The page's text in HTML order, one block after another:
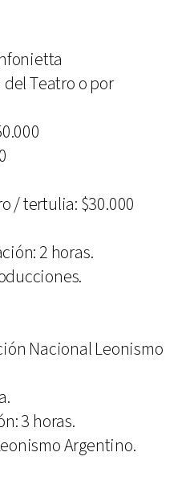
Teatro o por
/ tertulia: $30.000
2 horas.
Nacional Leonismo
3 horas.
Argentino.